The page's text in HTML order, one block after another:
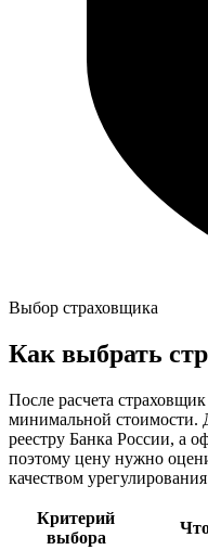
Выбор страховщика
Как выбрать
После расчета
минимальной стоимости.
реестру Банка России,
поэтому цену нужно
качеством
Критерий
выбора